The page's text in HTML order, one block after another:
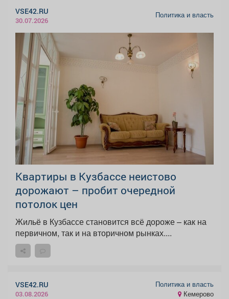
VSE42.RU
30.07.2026
Политика и власть
Квартиры в Кузбассе неистово
дорожают – пробит очередной
потолок цен
Жильё в Кузбассе становится всё дороже – как на
первичном, так и на вторичном рынках....
VSE42.RU
03.08.2026
Политика и власть
Кемерово